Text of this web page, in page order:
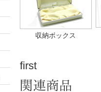
収納ボックス
first
関連商品